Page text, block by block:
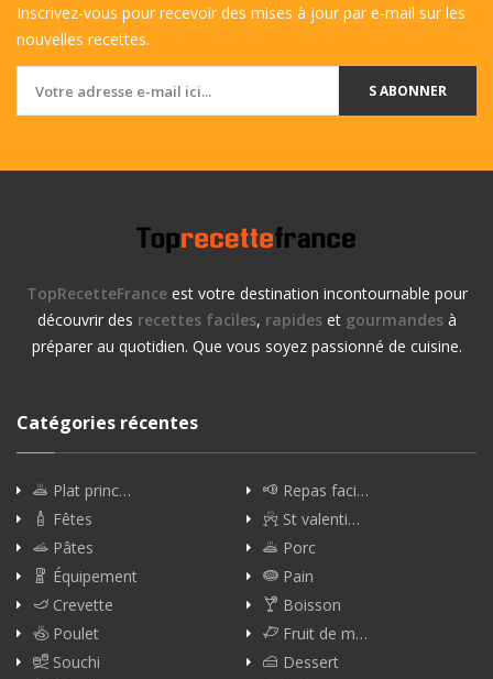
Inscrivez-vous pour recevoir des mises à jour par e-mail sur les
nouvelles recettes.
S ABONNER
TopRecetteFranceest votre destination incontournable pour
découvrir des recettes faciles, rapideset gourmandesà
préparer au quotidien. Que vous soyez passionné de cuisine.
Catégories récentes
Plat princ…
Repas faci…
Fêtes
St valenti…
Pâtes
Porc
Équipement
Pain
Crevette
Boisson
Poulet
Fruit de m…
Souchi
Dessert